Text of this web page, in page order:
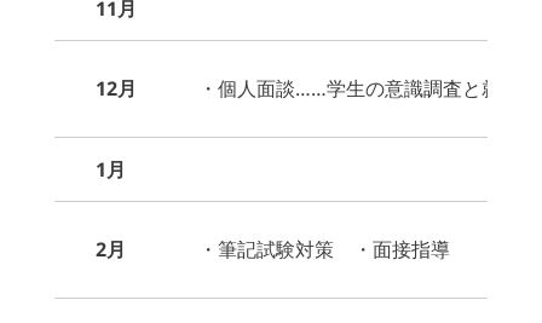
11月
12月 ・個人面談……学生の意識調査と就職
1月
2月 ・筆記試験対策 ・面接指導